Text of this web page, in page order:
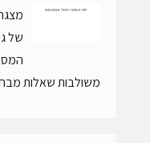
של
משולבות שאלות